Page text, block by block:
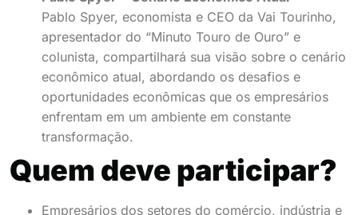
Pablo Spyer, economista e CEO da Vai Tourinho,
apresentador do “Minuto Touro de Ouro” e
colunista, compartilhará sua visão sobre o cenário
econômico atual, abordando os desafios e
oportunidades econômicas que os empresários
enfrentam em um ambiente em constante
transformação.
Quem deve participar?
Empresários dos setores do comércio, indústria e